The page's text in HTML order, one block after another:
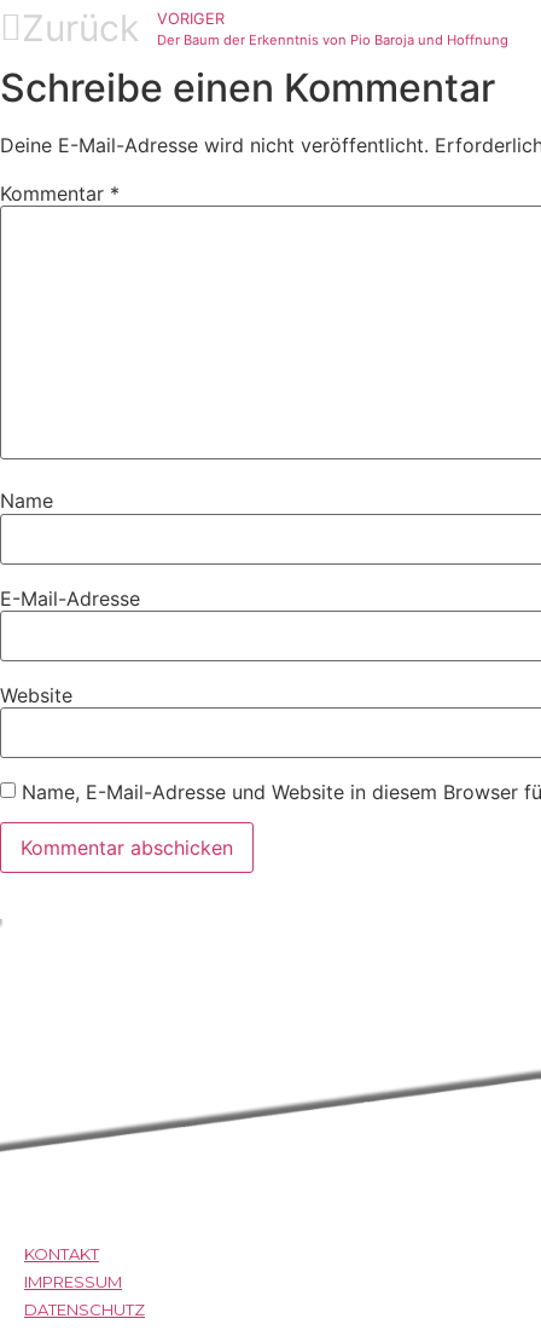
Zurück VORIGER
Der Baum der Erkenntnis von Pio Baroja und Hoffnung
Schreibe einen Kommentar
Deine E-Mail-Adresse wird nicht veröffentlicht.
Kommentar *
Name
E-Mail-Adresse
Website
Name, E-Mail-Adresse und Website in diesem Browser
KONTAKT
IMPRESSUM
DATENSCHUTZ